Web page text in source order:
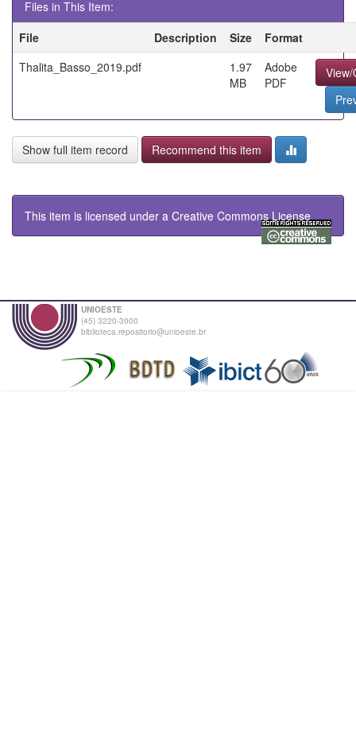
Files in This Item:
File
Description Size
Format
Thalita_Basso_2019.pdf
1.97
MB
Adobe
PDF
Show full item record Recommend this item
This item is licensed under a Creative Commons License
UNIOESTE
(45) 3220-3000
biblioteca.repositorio@unioeste.br